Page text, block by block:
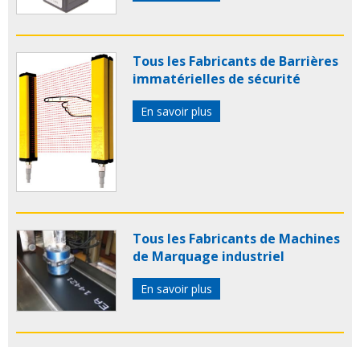
Tous les Fabricants de Barrières
immatérielles de sécurité
En savoir plus
Tous les Fabricants de Machines
de Marquage industriel
En savoir plus